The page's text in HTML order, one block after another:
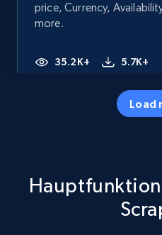
price, Currency,
more.
35.2K+ 5.7K+
price, Currency,
Load